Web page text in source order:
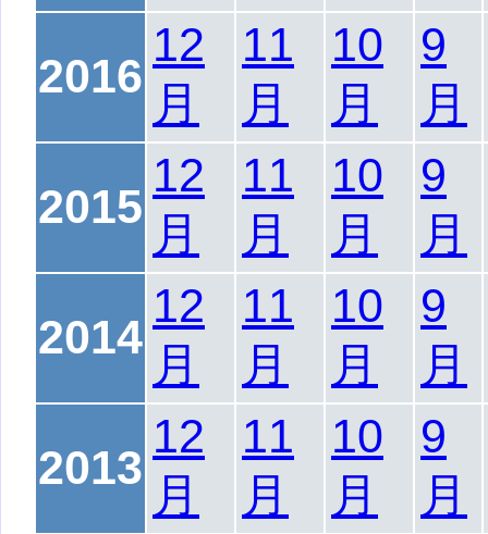
2016
12
月
11
月
10
月
9
月
2015
12
月
11
月
10
月
9
月
2014
12
月
11
月
10
月
9
月
2013
12
月
11
月
10
月
9
月